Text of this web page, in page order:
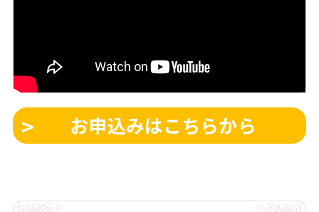
お申込みはこちらから